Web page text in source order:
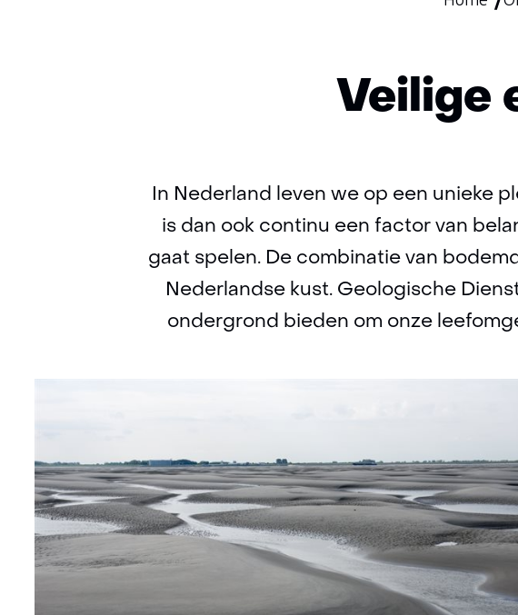
Veilige
In Nederland leven we op een unieke
is dan ook continu een factor van
gaat spelen. De combinatie van
Nederlandse kust. Geologische
ondergrond bieden om onze